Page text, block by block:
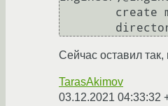
Сейчас оставил
TarasAkimov
03.12.2021 04:33:32